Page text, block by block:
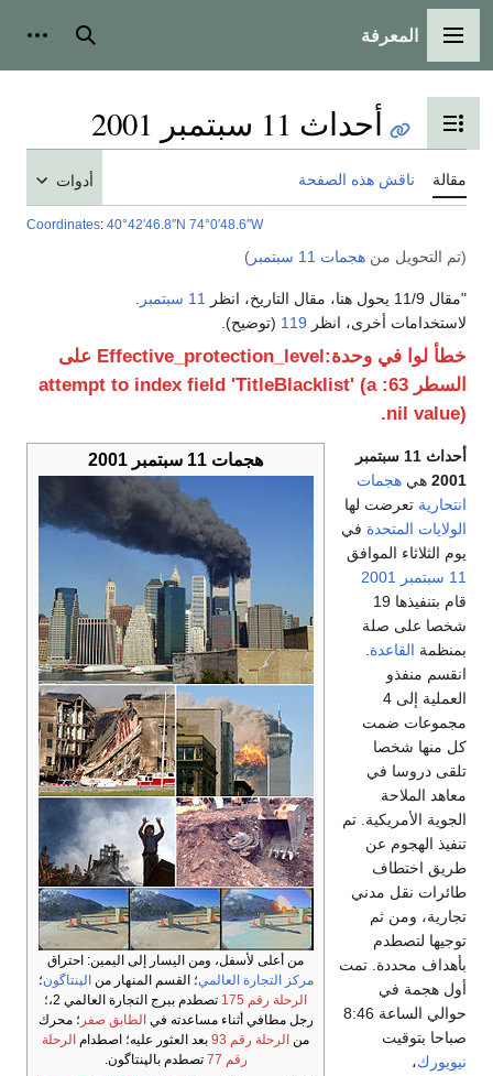
القائمة الرئيسية
المعرفة بحث
تبديل عرض جدول المحتويات
أحداث 11 سبتمبر 2001
مقالة ناقش هذه الصفحة أدوات
Coordinates: 40°42′46.8″N 74°0′48.6″W
(تم التحويل من هجمات 11 سبتمبر )
"مقال 11/9 يحول هنا، مقال التاريخ، انظر 11 سبتمبر
لاستخدامات أخرى، انظر 119 (توضيح).
خطأ لوا في وحدة:Effective_protection_level على
السطر 63: attempt to index field 'TitleBlacklist' (a
nil value).
هجمات 11 سبتمبر 2001
من أعلى لأسفل، ومن اليسار إلى اليمين: احتراق
مركز التجارة العالمي؛ القسم المنهار من الپنتاگون؛
الرحلة رقم 175
تصطدم ببرج التجارة العالمي 2،؛
رجل مطافي أثناء مساعدته في الطابق صفر ؛ محرك
من الرحلة رقم 93 بعد العثور عليه؛ اصطدام الرحلة
رقم 77
تصطدم بالپنتاگون.
أحداث 11 سبتمبر
2001 هي هجمات
انتحارية تعرضت لها
الولايات المتحدة في
يوم الثلاثاء الموافق
11 سبتمبر
2001
قام بتنفيذها 19
شخصا على صلة
بمنظمة القاعدة
انقسم منفذو
العملية إلى 4
مجموعات ضمت
كل منها شخصا
تلقى دروسا في
معاهد الملاحة
الجوية الأمريكية. تم
تنفيذ الهجوم عن
طريق اختطاف
طائرات نقل مدني
تجارية، ومن ثم
توجيها لتصطدم
بأهداف محددة. تمت
أول هجمة في
حوالي الساعة 8:46
صباحا بتوقيت
نيويورك،